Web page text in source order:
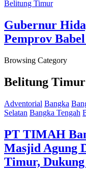
Belitung Timur
Gubernur
Pemprov
Browsing Category
Belitung Timur
Adventorial Bangka
Selatan Bangka Tengah
PT TIMAH
Masjid Agung
Timur,